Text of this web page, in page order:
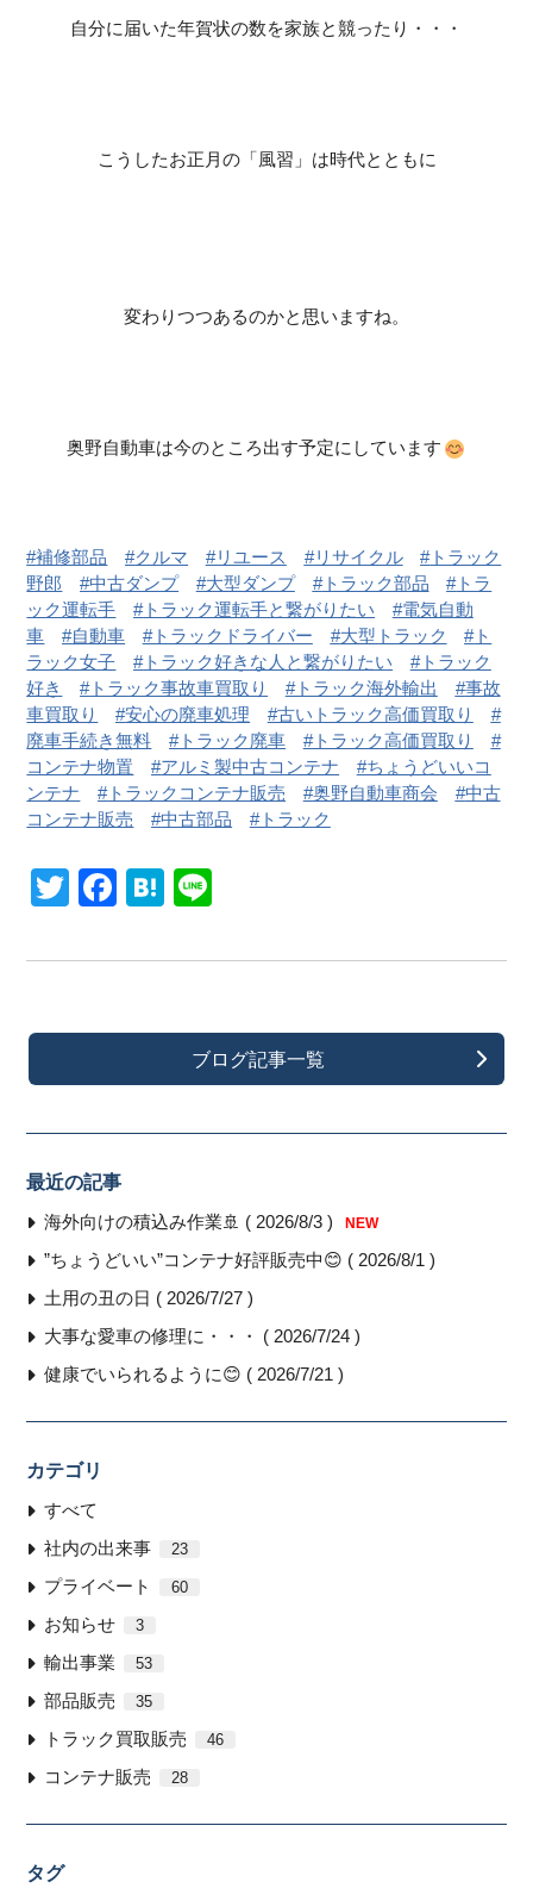
自分に届いた年賀状の数を家族と競ったり・・・
こうしたお正月の「風習」は時代とともに
変わりつつあるのかと思いますね。
奥野自動車は今のところ出す予定にしています
補修部品 クルマ リユース リサイクル
トラック
野郎
中古ダンプ 大型ダンプ トラック部品
トラ
ック運転手
トラック運転手と繋がりたい
電気自動
車
自動車 トラックドライバー 大型トラック
ト
ラック女子
トラック好きな人と繋がりたい
トラック
好き
トラック事故車買取り トラック海外輸出
事故
車買取り
安心の廃車処理
古いトラック高価買取り
廃車手続き無料
トラック廃車
トラック高価買取り
コンテナ物置
アルミ製中古コンテナ
ちょうどいいコ
ンテナ
トラックコンテナ販売 奥野自動車商会
中古
コンテナ販売
中古部品 トラック
TwitterFacebook
Hatena
ブログ記事一覧
最近の記事
海外向けの積込み作業🚢 ( 2026/8/3 ) NEW
”ちょうどいい”コンテナ好評販売中😊 ( 2026/8/1 )
土用の丑の日 ( 2026/7/27 )
大事な愛車の修理に・・・ ( 2026/7/24 )
健康でいられるように😊 ( 2026/7/21 )
カテゴリ
すべて
社内の出来事
23
プライベート 60
お知らせ 3
輸出事業 53
部品販売 35
トラック買取販売 46
コンテナ販売 28
タグ